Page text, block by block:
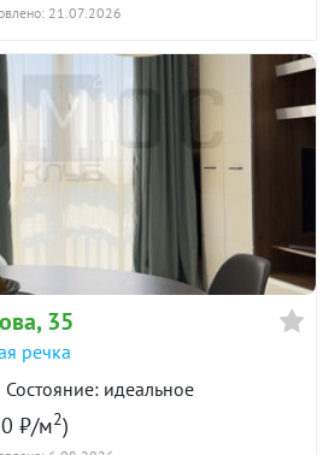
21.07.2026
35
речка
Состояние: идеальное
₽/м2)